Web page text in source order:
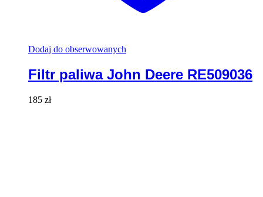
Dodaj do obserwowanych
Filtr paliwa John Deere RE509036
185 zł